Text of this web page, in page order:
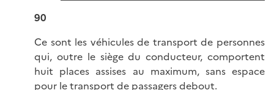
90
Ce sont les véhicules de transport de personnes
qui, outre le siège du conducteur, comportent
huit places assises au maximum, sans espace
pour le transport de passagers debout.